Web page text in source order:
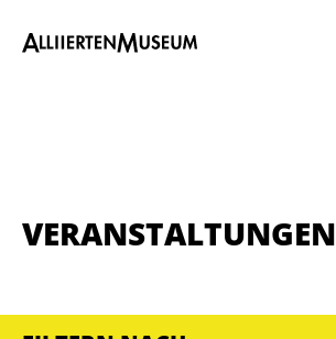
VERANSTALTUNGEN